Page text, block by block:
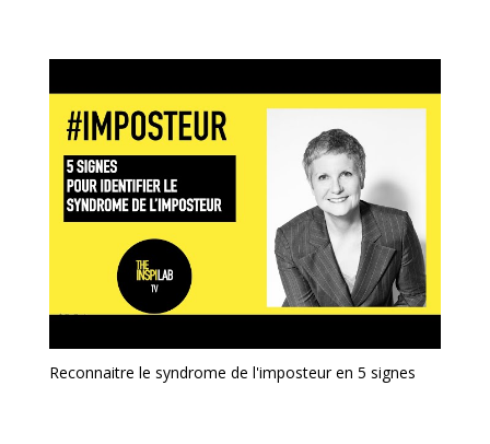
Reconnaitre le syndrome de l'imposteur en 5 signes